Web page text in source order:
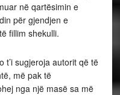
në qartësimin e
për gjendjen e
fillim shekulli.
t’i sugjeroja autorit që të
më pak të
nga një masë sa më